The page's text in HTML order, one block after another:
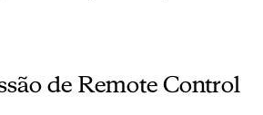
de Remote Control